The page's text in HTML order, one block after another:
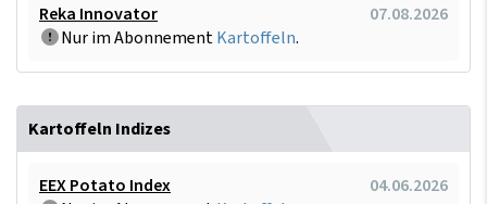
Reka Innovator
07.08.2026
Nur im AbonnementKartoffeln.
Kartoffeln Indizes
EEX Potato Index
04.06.2026